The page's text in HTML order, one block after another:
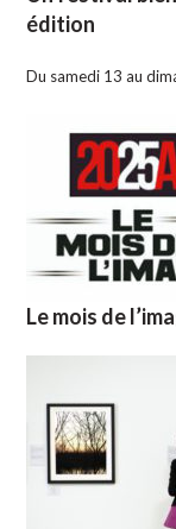
édition
Du samedi 13 au
Le mois de